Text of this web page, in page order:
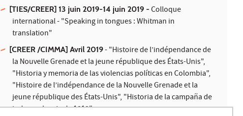
[TIES/CREER] 13 juin 2019-14 juin 2019 - Colloque
international - "Speaking in tongues : Whitman in
translation"
[CREER /CIMMA] Avril 2019- "Histoire de l’indépendance de
la Nouvelle Grenade et la jeune république des États-Unis",
"Historia y memoria de las violencias políticas en Colombia",
"Histoire de l’indépendance de la Nouvelle Grenade et la
jeune république des États-Unis", "Historia de la campaña de
independencia de 1819".